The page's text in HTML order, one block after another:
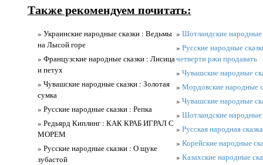
Также рекомендуем почитать:
» Украинские народные сказки : Ведьмы
на Лысой горе
» Французские народные сказки : Лисица
и петух
» Чувашские народные сказки : Золотая
сумка
» Русские народные сказки : Репка
» Редьярд Киплинг : КАК КРАБ ИГРАЛ С
МОРЕМ
» Русские народные сказки : О щуке
зубастой
» Шотландские
» Русские народные
четверти ржи продавать
» Чувашские народные
» Мордовские народные
» Чувашские народные
» Шотландские
» Русская народная
» Корейские народные
» Казахские народные